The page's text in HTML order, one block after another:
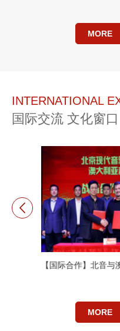
MORE
INTERNATIONAL
国际交流 文化窗口
MORE
【国际合作】北音